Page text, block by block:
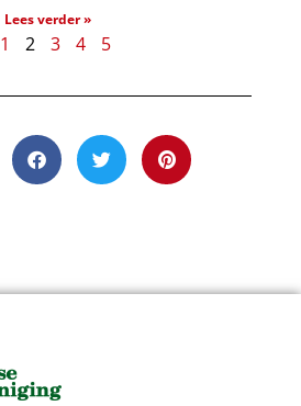
Lees verder »
1 2 3 4 5